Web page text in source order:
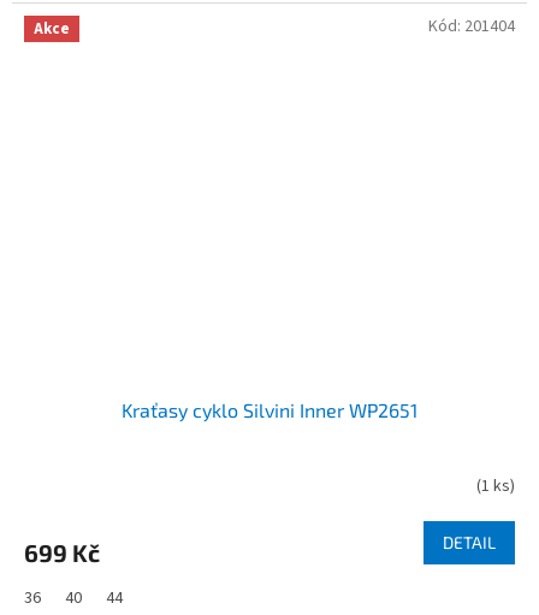
Akce
Kraťasy cyklo Silvini Inner WP2651
(1 ks)
699 Kč DETAIL
36 40 44
Kód: 201404